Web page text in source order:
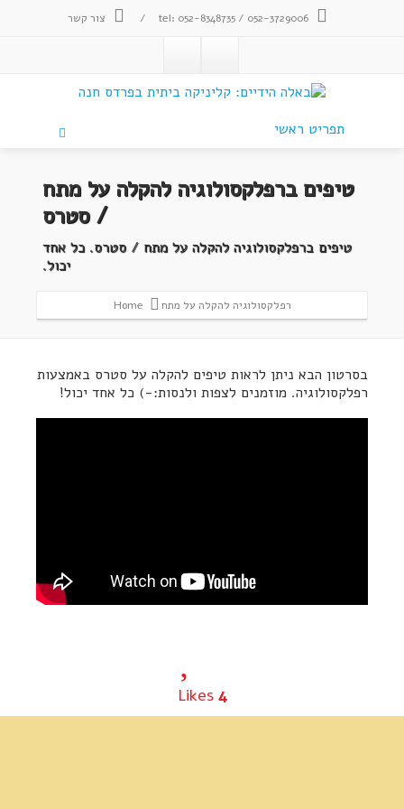
tel: 052-8348735 / 052-3729006
/ צור קשר
תפריט ראשי
טיפים ברפלקסולוגיה להקלה על מתח
/ סטרס
טיפים ברפלקסולוגיה להקלה על מתח / סטרס. כל אחד
יכול.
רפלקסולוגיה להקלה על מתח Home
בסרטון הבא ניתן לראות טיפים להקלה על סטרס באמצעות
רפלקסולוגיה. מוזמנים לצפות ולנסות:-) כל אחד יכול!
4
Likes